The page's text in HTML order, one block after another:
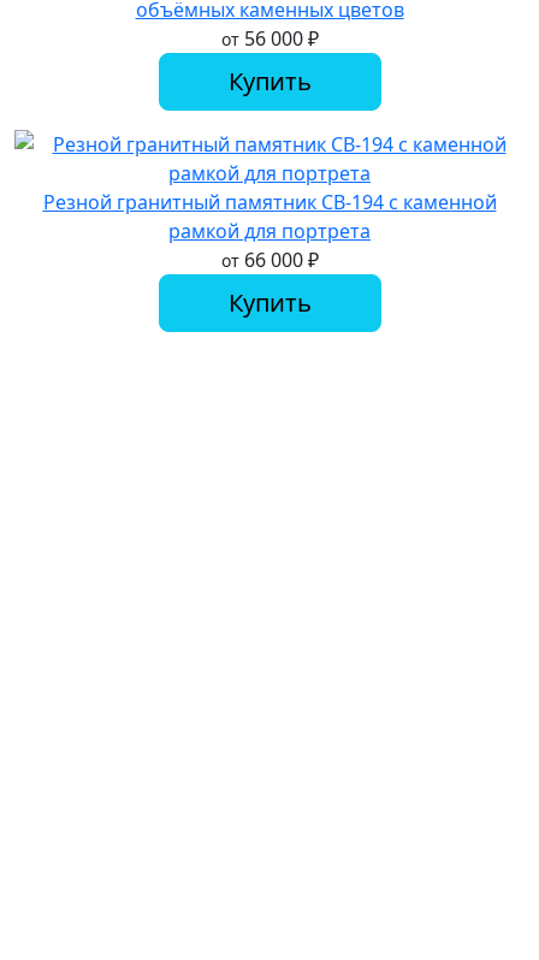
объёмных каменных цветов
от 56 000₽
Купить
Резной гранитный памятник СВ-194 с каменной
рамкой для портрета
от 66 000₽
Купить